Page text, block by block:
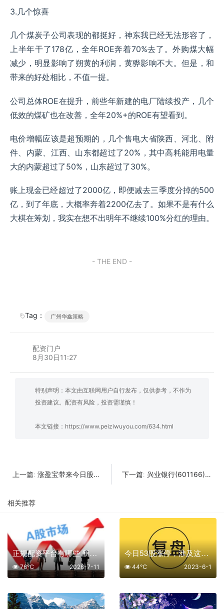
3.几个惊喜
几个煤炭子公司表现的都挺好，神东我已经无法形容了，
上半年干了178亿，全年ROE奔着70%去了。外购煤大幅
减少，明显影响了朔黄的利润，黄骅影响不大。但是，和
带来的好处相比，不值一提。
公司总体ROE在提升，前些年新建的电厂陆续投产，几个
低效的煤矿也在改善，全年20%+的ROE有望看到。
电价增幅应该是超预期的，几个售电大省陕西、河北、附
件、内蒙、江西、山东都超过了20%，其中高耗能用电量
大的内蒙超过了50%，山东超过了30%。
账上现金已经超过了2000亿，即便减去三季度分掉的500
亿，到了年底，大概率奔着2200亿去了。如果不是有什么
大棋在筹划，我实在想不出明年不继续100%分红的理由。
- THE END -
Tag： 广州华鑫策略
配资门户
8月30日11:27
特别声明：本文由互联网用户自行发布，仅供参考，不作为
投资建议。配资有风险，投资需谨慎！
本文链接： https://www.peiziwuyou.com/634.html
上一篇: 涨盈宝带来今日股市分析 下一篇: 兴业银行(601166)股吧:兴业银行股票为什么大跌
相关推荐
正规配资平台有哪些 新手必看六家安全可靠平台
2026-7-11
76℃
今日53股涨停，涉及这些热门板块和概念
2023-6-1
44℃